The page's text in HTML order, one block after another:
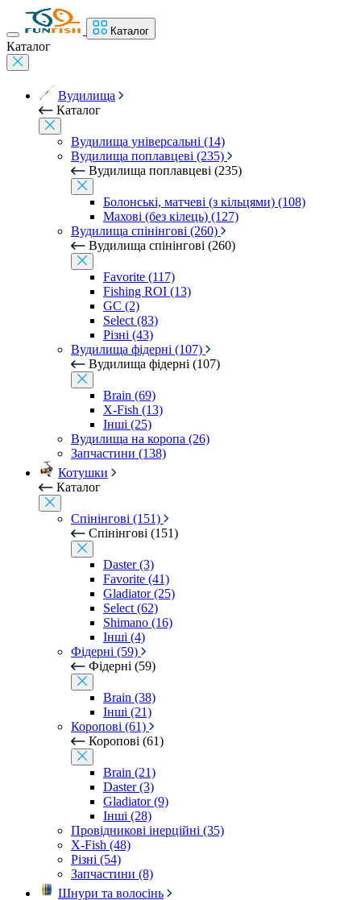
Каталог
Каталог
Вудилища
Каталог
Вудилища універсальні (14)
Вудилища поплавцеві (235)
Вудилища поплавцеві (235)
Болонські, матчеві (з кільцями) (108)
Махові (без кілець) (127)
Вудилища спінінгові (260)
Вудилища спінінгові (260)
Favorite (117)
Fishing ROI (13)
GC (2)
Select (83)
Різні (43)
Вудилища фідерні (107)
Вудилища фідерні (107)
Brain (69)
X-Fish (13)
Інші (25)
Вудилища на коропа (26)
Запчастини (138)
Котушки
Каталог
Спінінгові (151)
Спінінгові (151)
Daster (3)
Favorite (41)
Gladiator (25)
Select (62)
Shimano (16)
Інші (4)
Фідерні (59)
Фідерні (59)
Brain (38)
Інші (21)
Коропові (61)
Коропові (61)
Brain (21)
Daster (3)
Gladiator (9)
Інші (28)
Провідникові інерційні (35)
X-Fish (48)
Різні (54)
Запчастини (8)
Шнури та волосінь